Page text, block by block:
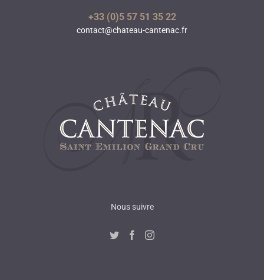
+33 (0)5 57 51 35 22
contact@chateau-cantenac.fr
Nous suivre